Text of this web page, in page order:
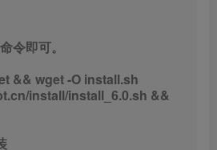
令即可。
&& wget -O install.sh
install/install_6.0.sh &&